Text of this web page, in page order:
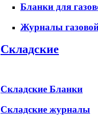
Бланки для
Журналы
Складские
Складские Бланки
Складские журналы